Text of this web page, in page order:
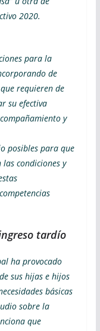
2020.
para la
de
requieren de
su efectiva
y
posibles para que
las condiciones y
tardío
ha provocado
sus hijas e hijos
básicas
sobre la
que